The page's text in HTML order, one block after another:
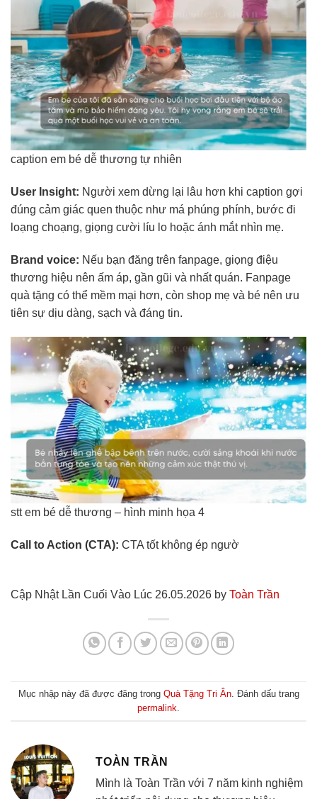
caption em bé dễ thương tự nhiên
User Insight: Người xem dừng lại lâu hơn khi caption gợi
đúng cảm giác quen thuộc như má phúng phính, bước đi
loạng choạng, giọng cười líu lo hoặc ánh mắt nhìn mẹ.
Brand voice: Nếu bạn đăng trên fanpage, giọng điệu
thương hiệu nên ấm áp, gần gũi và nhất quán. Fanpage
quà tặng có thể mềm mại hơn, còn shop mẹ và bé nên ưu
tiên sự dịu dàng, sạch và đáng tin.
stt em bé dễ thương – hình minh họa 4
Call to Action (CTA): CTA tốt không ép ngườ
Cập Nhật Lần Cuối Vào Lúc 26.05.2026 by Toàn Trần
Mục nhập này đã được đăng trong Quà Tặng Tri Ân. Đánh dấu trang
permalink
TOÀN TRẦN
Mình là Toàn Trần với 7 năm kinh nghiệm